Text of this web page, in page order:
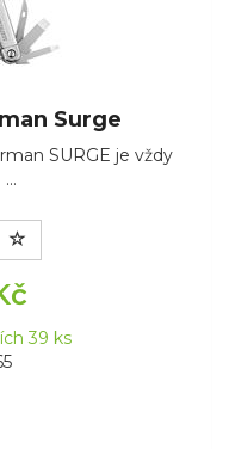
Surge
SURGE je vždy
39 ks